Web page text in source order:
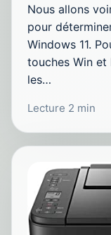
Nous allons
pour
Windows 11.
touches Win et
les…
Lecture 2 min